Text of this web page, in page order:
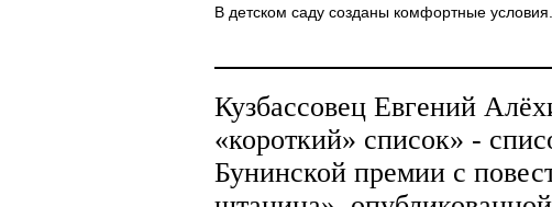
В детском саду созданы комфортные
Кузбассовец Евгений
«короткий» список» -
Бунинской премии с